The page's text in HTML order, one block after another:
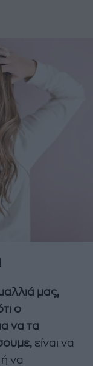
μας,
ο
να τα
είναι να
να